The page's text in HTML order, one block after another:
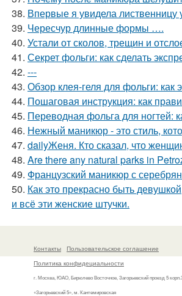
38. Впервые я увидела лиственницу
39. Чересчур длинные формы ….
40. Устали от сколов, трещин и
41. Секрет фольги: как сделать
42. ---
43. Обзор клея-геля для фольги: как
44. Пошаговая инструкция: как
45. Переводная фольга для ногтей:
46. Нежный маникюр - это стиль,
47. dailyЖеня. Кто сказал, что
48. Are there any natural parks in
49. Французский маникюр с
50. Как это прекрасно быть
и всё эти женские штучки.
Контакты
Пользовательское соглашение
Политика конфидециальности
г. Москва, ЮАО, Бирюлево Восточное, Загорьевский проезд 5
«Загорьевский 5», м. Кантемировская